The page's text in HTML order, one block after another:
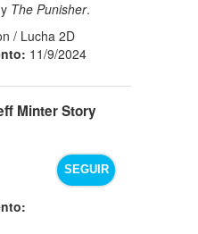
y The Punisher.
/ Lucha 2D
11/9/2024
Minter Story
SEGUIR